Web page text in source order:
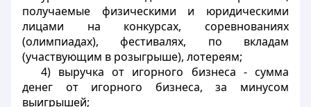
получаемые физическими и юридическими
лицами на конкурсах, соревнованиях
(олимпиадах), фестивалях, по вкладам
(участвующим в розыгрыше), лотереям;
4) выручка от игорного бизнеса - сумма
денег от игорного бизнеса, за минусом
выигрышей;